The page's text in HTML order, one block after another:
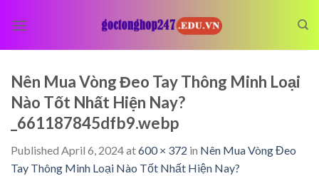
Nên Mua Vòng Đeo Tay Thông Minh Loại
Nào Tốt Nhất Hiện Nay?
_661187845dfb9.webp
Published April 6, 2024at600 × 372 in Nên Mua Vòng Đeo
Tay Thông Minh Loại Nào Tốt Nhất Hiện Nay?